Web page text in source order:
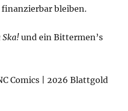
bleiben.
Ska! und ein Bittermen’s
Comics | 2026 Blattgold